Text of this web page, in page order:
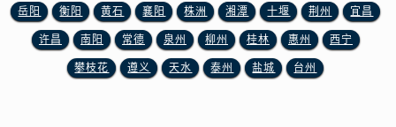
浙江省杭州市上城区钱江路1366号华润大厦A座5层503-5室浪琴售后服务中心（需提前预约）
浙江省湖州市吴兴区劳动路浪琴售后服务中心（需提前预约）
岳阳 衡阳 黄石 襄阳 株洲 湘潭 十堰 荆州 宜昌
许昌 南阳 常德 泉州 柳州 桂林 惠州 西宁
攀枝花 遵义 天水 泰州 盐城 台州